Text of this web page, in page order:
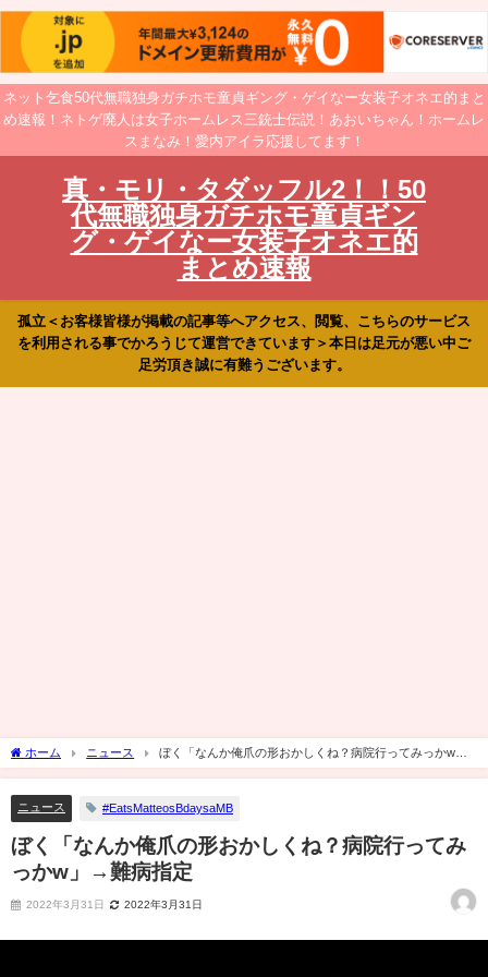
ネット乞食50代無職独身ガチホモ童貞ギング・ゲイなー女装子オネエ的まと
め速報！ネトゲ廃人は女子ホームレス三銃士伝説！あおいちゃん！ホームレ
スまなみ！愛内アイラ応援してます！
真・モリ・タダッフル2！！50
代無職独身ガチホモ童貞ギン
グ・ゲイなー女装子オネエ的
まとめ速報
孤立＜お客様皆様が掲載の記事等へアクセス、閲覧、こちらのサービス
を利用される事でかろうじて運営できています＞本日は足元が悪い中ご
足労頂き誠に有難うございます。
ホーム ニュース
ぼく「なんか俺爪の形おかしくね？病院行ってみっかw」
→難病指定
ニュース #EatsMatteosBdaysaMB
ぼく「なんか俺爪の形おかしくね？病院行ってみ
っかw」→難病指定
2022年3月31日 2022年3月31日